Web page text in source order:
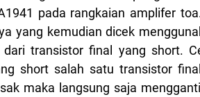
pada rangkaian amplifer
yang kemudian dicek
transistor final yang short.
short salah satu transistor
maka langsung saja